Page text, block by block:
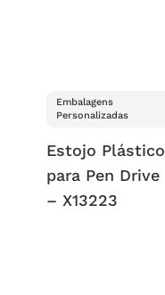
Embalagens
Personalizadas
Estojo Plástico
para Pen Drive
– X13223